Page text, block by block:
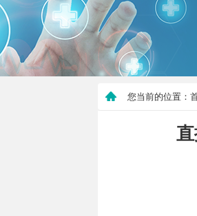
您当前的位置：